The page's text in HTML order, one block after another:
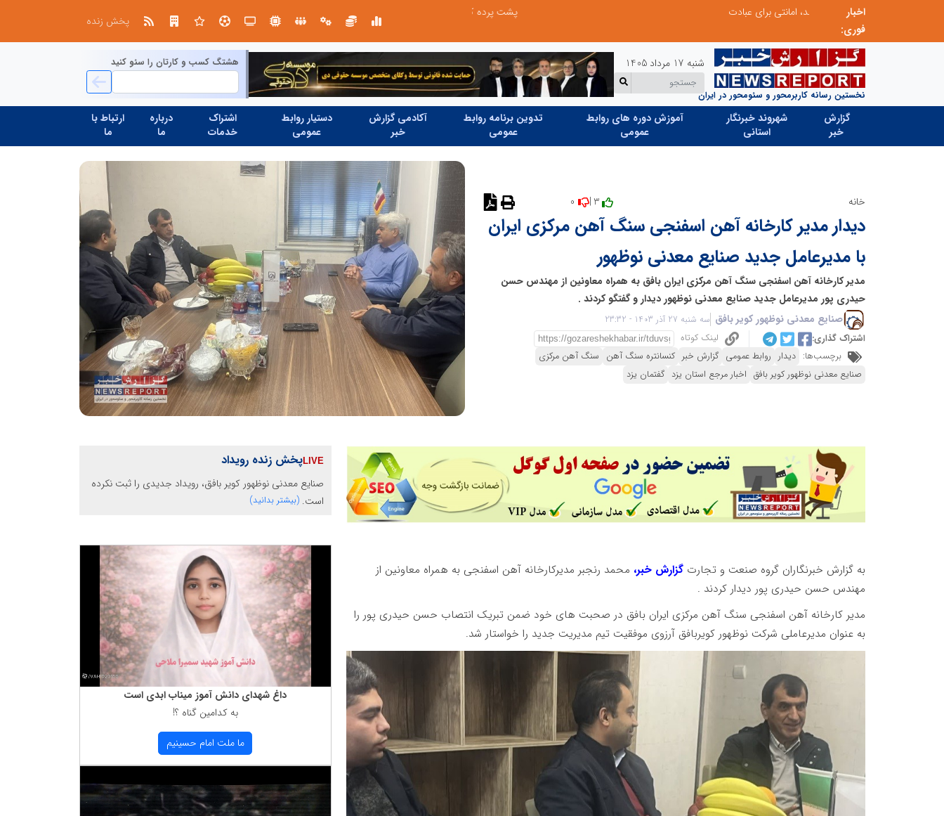
اخبار
فوری:
پشت پرده کنوانسیون کاسپین؛ سرنوشت منافع ایران در خزر روایت تصویری از خدمت در مسیر اربعین حسینی
پخش زنده
نخستین رسانه کاربرمحور و سئومحور در ایران
شنبه 17 مرداد 1405 هشتگ کسب و کارتان را سئو کنید
گزارش
خبر
شهروند خبرنگار
استانی
آموزش دوره های روابط
عمومی
تدوین برنامه روابط
عمومی
آکادمی گزارش
خبر
دستیار روابط
عمومی
اشتراک
خدمات
درباره
ما
ارتباط با
ما
خانه 3 |
دیدار مدیر کارخانه آهن اسفنجی سنگ آهن مرکزی ایران
با مدیرعامل جدید صنایع معدنی نوظهور
مدیر کارخانه آهن اسفنجی سنگ آهن مرکزی ایران بافق به همراه معاونین از مهندس حسن
حیدری پور مدیرعامل جدید صنایع معدنی نوظهور دیدار و گفتگو کردند .
صنایع معدنی نوظهور کویر بافق سه شنبه 27 آذر 1403 - 23:32
اشتراک گذاری:
لینک کوتاه
برچسب‌ها: دیدار روابط عمومی گزارش خبر کنسانتره سنگ آهن سنگ آهن مرکزی
صنایع معدنی نوظهور کویر بافق اخبار مرجع استان یزد گفتمان یزد
به گزارش خبرنگاران گروه صنعت و تجارتگزارش خبر، محمد رنجبر مدیرکارخانه آهن اسفنجی به همراه معاونین از
مهندس حسن حیدری پور دیدار کردند .
مدیر کارخانه آهن اسفنجی سنگ آهن مرکزی ایران بافق در صحبت های خود ضمن تبریک انتصاب حسن حیدری پور را
به عنوان مدیرعاملی شرکت نوظهور کویربافق آرزوی موفقیت تیم مدیریت جدید را خواستار شد.
پخش زنده رویداد
صنایع معدنی نوظهور کویر بافق، رویداد جدیدی را ثبت نکرده
است. (بیشتر بدانید)
داغ شهدای دانش آموز میناب ابدی است
به كدامین گناه ؟!
ما ملت امام حسینیم